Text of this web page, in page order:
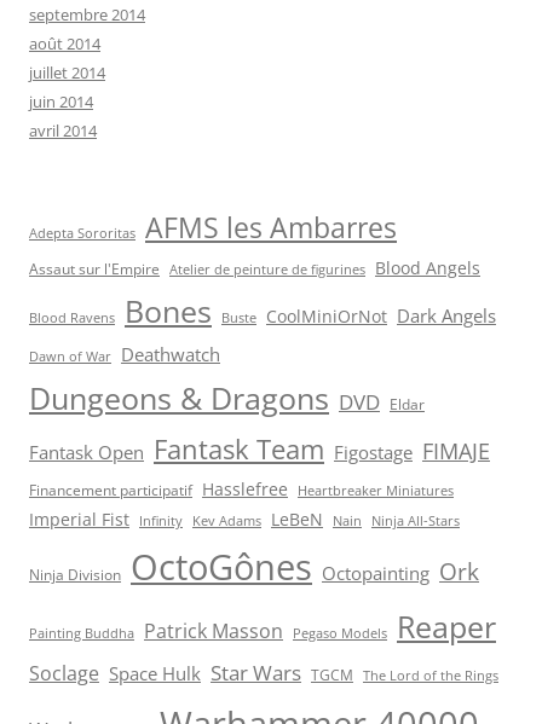
septembre 2014
août 2014
juillet 2014
juin 2014
avril 2014
Adepta Sororitas AFMS les Ambarres
Assaut sur l'Empire Atelier de peinture de figurines Blood Angels
Blood Ravens Bones Buste CoolMiniOrNot Dark Angels
Dawn of War Deathwatch
Dungeons & Dragons DVD Eldar
Fantask Open Fantask Team Figostage FIMAJE
Financement participatif Hasslefree Heartbreaker Miniatures
Imperial Fist Infinity Kev Adams LeBeN Nain Ninja All-Stars
Ninja Division OctoGônes Octopainting Ork
Painting Buddha Patrick Masson Pegaso Models Reaper
Soclage Space Hulk Star Wars TGCM The Lord of the Rings